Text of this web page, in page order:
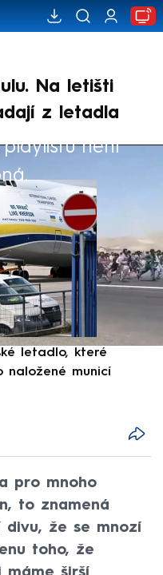
Na letišti
z letadla
není
letadlo, které
naložené municí
pro mnoho
to znamená
divu, že se mnozí
toho, že